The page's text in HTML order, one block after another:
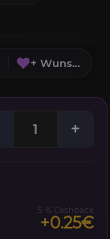
+ Wunschliste
+
5 % Cashback
+0.25€